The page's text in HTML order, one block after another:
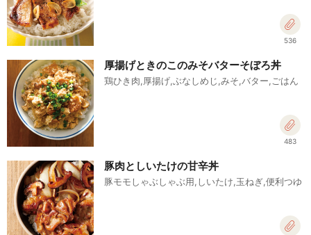
536
厚揚げときのこのみそバターそぼろ丼
鶏ひき肉,厚揚げ,ぶなしめじ,みそ,バター,ごはん
483
豚肉としいたけの甘辛丼
豚モモしゃぶしゃぶ用,しいたけ,玉ねぎ,便利つゆ